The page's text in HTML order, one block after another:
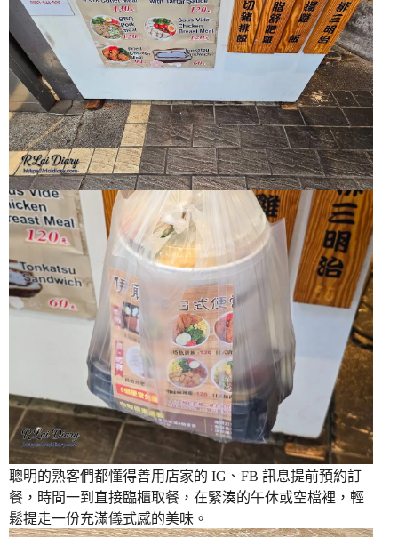
聰明的熟客們都懂得善用店家的 IG、FB 訊息提前預約訂
餐，時間一到直接臨櫃取餐，在緊湊的午休或空檔裡，輕
鬆提走一份充滿儀式感的美味。